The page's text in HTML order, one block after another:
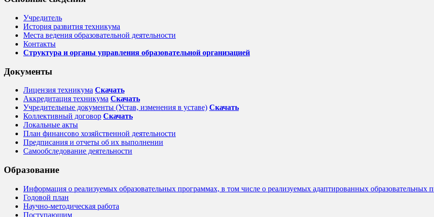
Учредитель
История развития техникума
Места ведения образовательной деятельности
Контакты
Структура и органы управления образовательной организацией
Документы
Лицензия техникума Скачать
Аккредитация техникума Скачать
Учредительные документы (Устав, изменения в уставе) Скачать
Коллективный договор Cкачать
Локальные акты
План финансово хозяйственной деятельности
Предписания и отчеты об их выполнении
Самообследование деятельности
Образование
Информация о реализуемых образовательных программах, в том числе о реализуемых адаптированных образовательных
Годовой план
Научно-методическая работа
Поступающим